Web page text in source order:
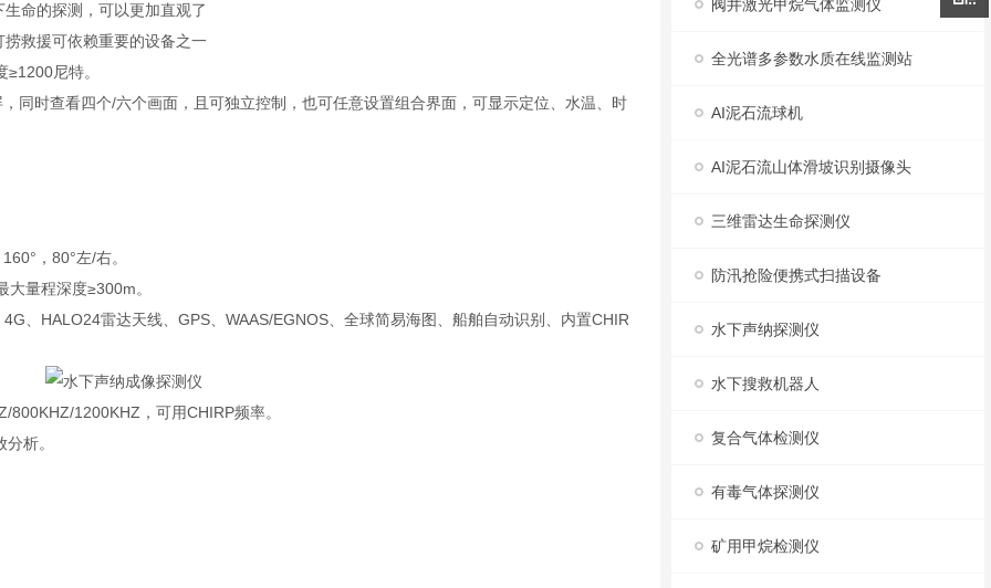
命的探测，可以更加直观了
救援可依赖重要的设备之一
尼特。
时查看四个/六个画面，且可独立控制，也可任意设置组合界面，可显示定位、水温、时
，80°左/右。
量程深度≥300m。
HALO24雷达天线、GPS、WAAS/EGNOS、全球简易海图、船舶自动识别、内置CHIR
1200KHZ，可用CHIRP频率。
析。
阀井激光甲烷气体监测仪
全光谱多参数水质在线监测站
AI泥石流球机
AI泥石流山体滑坡识别摄像头
三维雷达生命探测仪
防汛抢险便携式扫描设备
水下声纳探测仪
水下搜救机器人
复合气体检测仪
有毒气体探测仪
矿用甲烷检测仪